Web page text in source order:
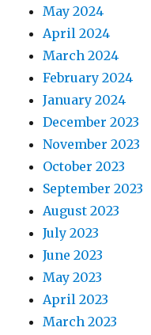
May 2024
April 2024
March 2024
February 2024
January 2024
December 2023
November 2023
October 2023
September 2023
August 2023
July 2023
June 2023
May 2023
April 2023
March 2023